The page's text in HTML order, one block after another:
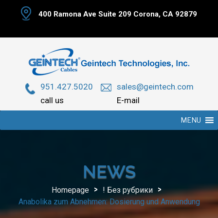
400 Ramona Ave Suite 209 Corona, CA 92879
951.427.5020
call us
sales@geintech.com
E-mail
MENU
NEWS
Homepage > ! Без рубрики >
Anabolika zum Abnehmen: Dosierung und Anwendung